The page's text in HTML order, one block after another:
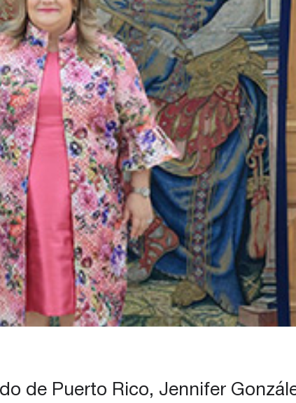
de Puerto Rico, Jennifer